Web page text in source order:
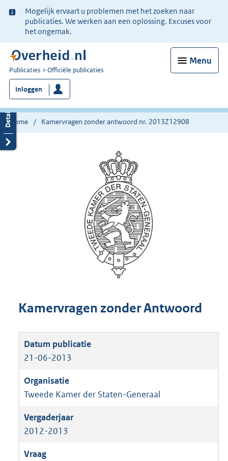
Ter
informatie:
Mogelijk ervaart u problemen met het zoeken naar
publicaties. We werken aan een oplossing. Excuses voor
het ongemak.
Menu
U
bent
nu
hier:
Publicaties Officiële publicaties
Inloggen
Home Kamervragen zonder antwoord nr. 2013Z12908
Kamervragen zonder Antwoord
21-06-2013
Tweede Kamer der Staten-Generaal
2012-2013